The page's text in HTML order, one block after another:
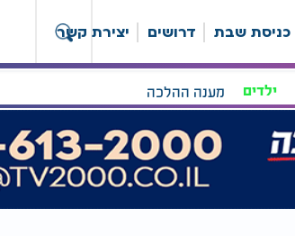
כניסת שבת דרושים יצירת קשר
ילדים מענה ההלכה